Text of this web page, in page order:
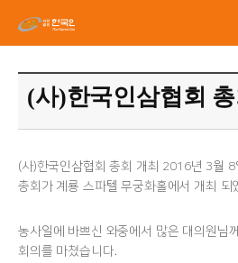
(사)한국인삼협회 총
(사)한국인삼협회 총회 개최 2016년 3월 8
총회가 계룡 스파텔 무궁화홀에서 개최 되
농사일에 바쁘신 와중에서 많은 대의원님
회의를 마쳤습니다.